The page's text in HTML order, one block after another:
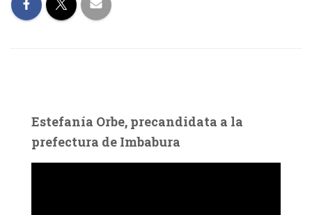
Estefanía Orbe, precandidata a la
prefectura de Imbabura